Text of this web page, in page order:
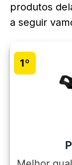
produtos
a seguir
1º